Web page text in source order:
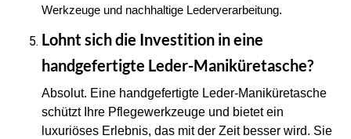
Werkzeuge und nachhaltige Lederverarbeitung.
Lohnt sich die Investition in eine
handgefertigte Leder-Maniküretasche?
Absolut. Eine handgefertigte Leder-Maniküretasche
schützt Ihre Pflegewerkzeuge und bietet ein
luxuriöses Erlebnis, das mit der Zeit besser wird. Sie